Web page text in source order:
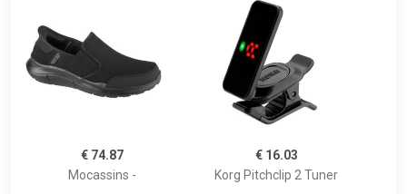
€ 74.87
Mocassins -
€ 16.03
Korg Pitchclip 2 Tuner